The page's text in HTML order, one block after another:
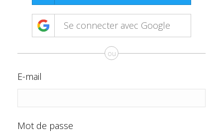
Se connecter avec Google
ou
E-mail
Mot de passe